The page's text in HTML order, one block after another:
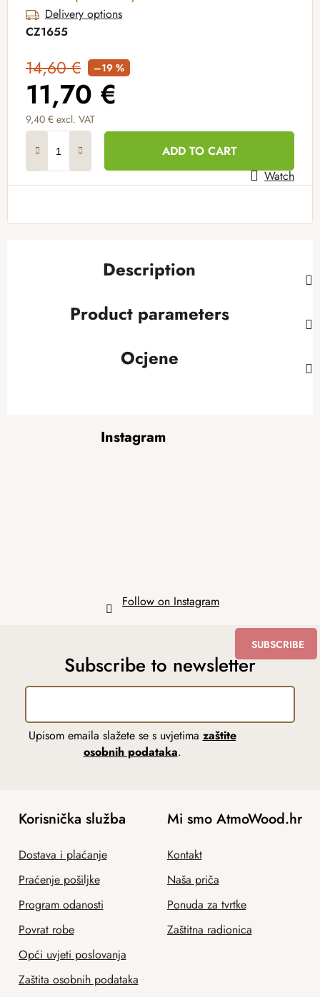
Delivery options
CZ1655
14,60 € –19 %
11,70 €
9,40 € excl. VAT
ADD TO CART
Watch
Description
Product parameters
Ocjene
Instagram
Follow on Instagram
Subscribe to newsletter
Upisom emaila slažete se s uvjetima zaštite
osobnih podataka.
SUBSCRIBE
Korisnička služba
Dostava i plaćanje
Praćenje pošiljke
Program odanosti
Povrat robe
Opći uvjeti poslovanja
Zaštita osobnih podataka
Mi smo AtmoWood.hr
Kontakt
Naša priča
Ponuda za tvrtke
Zaštitna radionica